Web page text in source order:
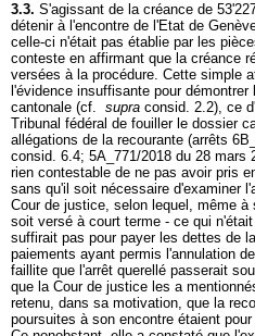
3.3. S'agissant de la créance de
détenir à l'encontre de l'Etat de
celle-ci n'était pas établie par les
conteste en affirmant que la créance
versées à la procédure. Cette simple
l'évidence insuffisante pour
cantonale (cf. supra consid. 2.2), ce
Tribunal fédéral de fouiller le dossier
allégations de la recourante (arrêts
consid. 6.4; 5A_771/2018 du 28 mars
rien contestable de ne pas avoir pris
sans qu'il soit nécessaire d'examiner
Cour de justice, selon lequel, même
soit versé à court terme - ce qui
suffirait pas pour payer les dettes de
paiements ayant permis l'annulation
faillite que l'arrêt querellé passerait
que la Cour de justice les a
retenu, dans sa motivation, que la
poursuites à son encontre étaient